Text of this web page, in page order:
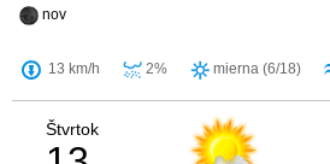
nov
13 km/h 2% mierna (6/18)
Štvrtok